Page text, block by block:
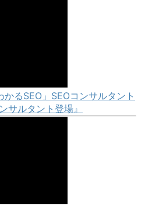
かるSEO」SEOコンサルタント
サルタント登場』